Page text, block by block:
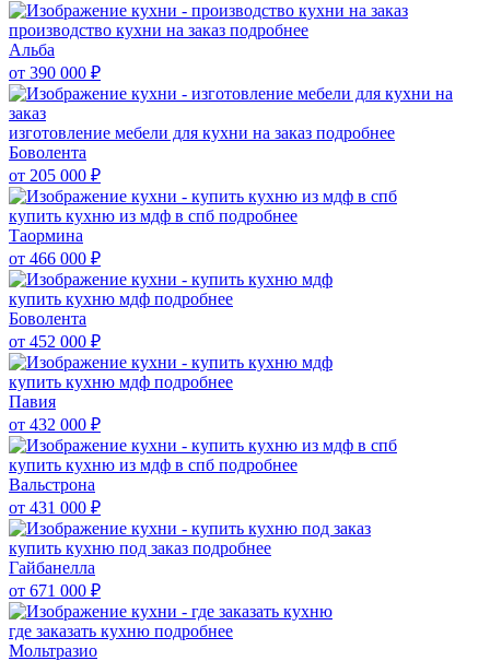
производство кухни на заказ подробнее
Альба
от 390 000 ₽
изготовление мебели для кухни на заказ подробнее
Боволента
от 205 000 ₽
купить кухню из мдф в спб подробнее
Таормина
от 466 000 ₽
купить кухню мдф подробнее
Боволента
от 452 000 ₽
купить кухню мдф подробнее
Павия
от 432 000 ₽
купить кухню из мдф в спб подробнее
Вальстрона
от 431 000 ₽
купить кухню под заказ подробнее
Гайбанелла
от 671 000 ₽
где заказать кухню подробнее
Мольтразио